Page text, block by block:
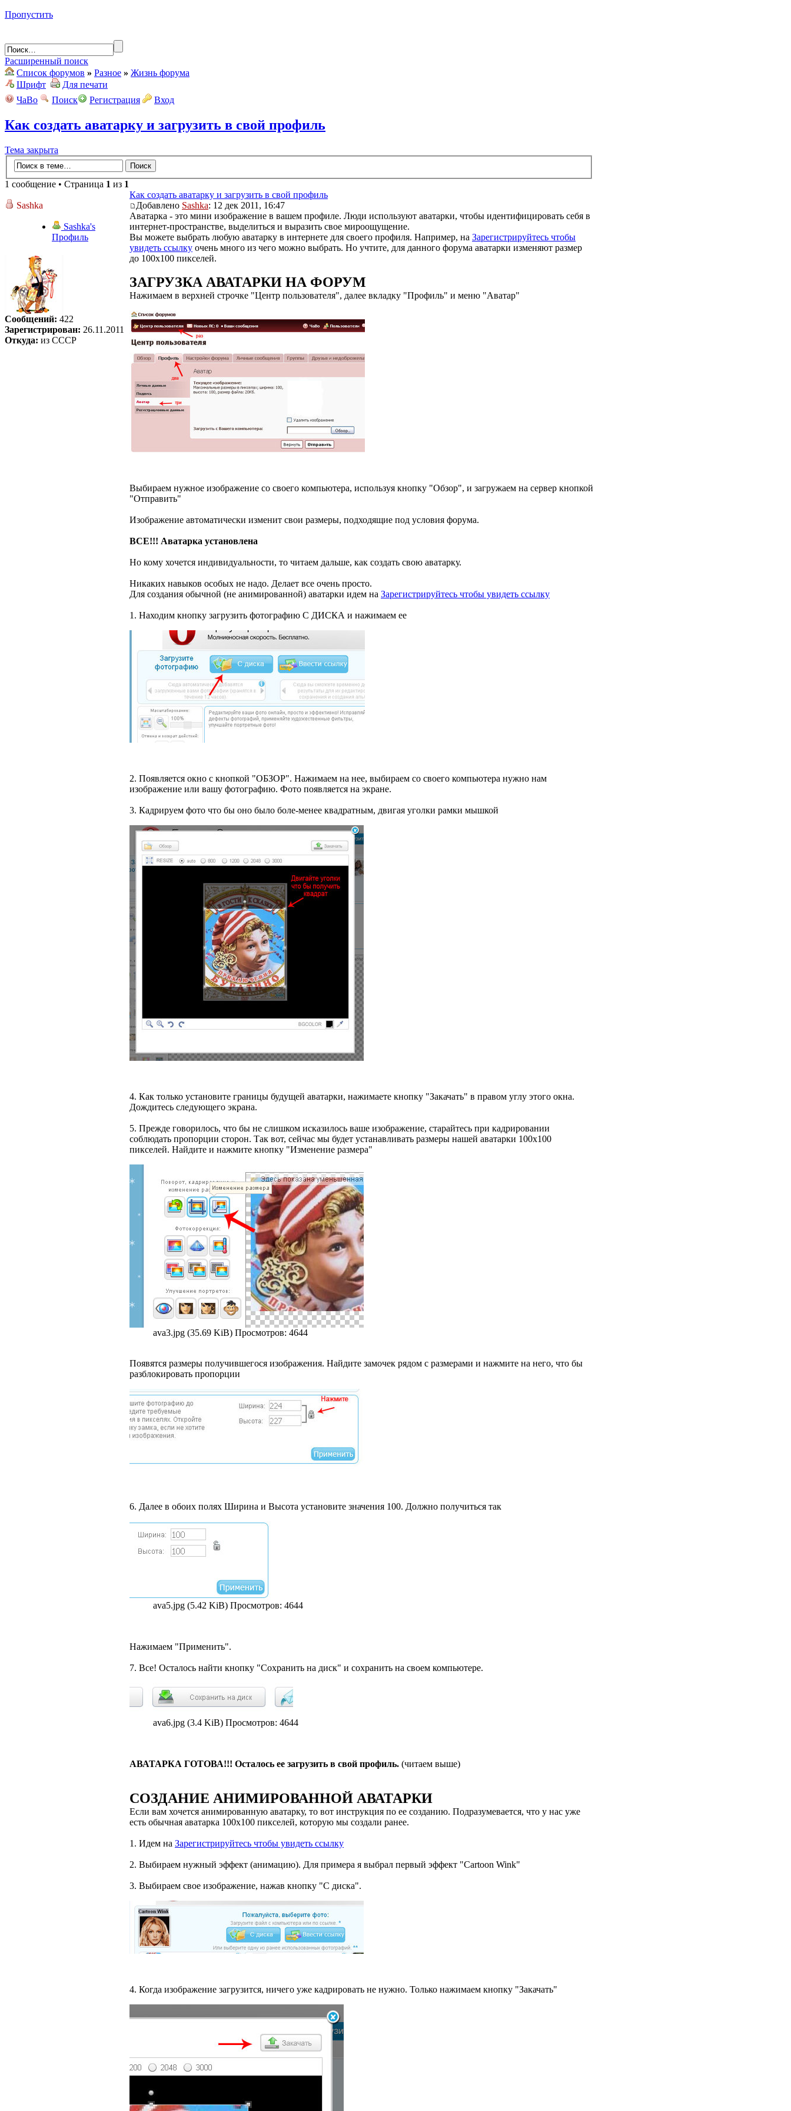
Пропустить
Расширенный поиск
Список форумов » Разное » Жизнь форума
Шрифт
Для печати
ЧаВо
Поиск Регистрация Вход
Как создать аватарку и загрузить в свой профиль
Тема закрыта
1 сообщение • Страница 1 из 1
Sashka
Sashka's
Профиль
Сообщений: 422
Зарегистрирован: 26.11.2011
Откуда: из СССР
Как создать аватарку и загрузить в свой профиль
Добавлено Sashka: 12 дек 2011, 16:47
Аватарка - это мини изображение в вашем профиле. Люди используют аватарки, чтобы идентифицировать себя в
интернет-пространстве, выделиться и выразить свое мироощущение.
Вы можете выбрать любую аватарку в интернете для своего профиля. Например, на Зарегистрируйтесь чтобы
увидеть ссылку очень много из чего можно выбрать. Но учтите, для данного форума аватарки изменяют размер
до 100х100 пикселей.
ЗАГРУЗКА АВАТАРКИ НА ФОРУМ
Нажимаем в верхней строчке "Центр пользователя", далее вкладку "Профиль" и меню "Аватар"
Выбираем нужное изображение со своего компьютера, используя кнопку "Обзор", и загружаем на сервер кнопкой
"Отправить"
Изображение автоматически изменит свои размеры, подходящие под условия форума.
ВСЕ!!! Аватарка установлена
Но кому хочется индивидуальности, то читаем дальше, как создать свою аватарку.
Никаких навыков особых не надо. Делает все очень просто.
Для создания обычной (не анимированной) аватарки идем на Зарегистрируйтесь чтобы увидеть ссылку
1. Находим кнопку загрузить фотографию С ДИСКА и нажимаем ее
2. Появляется окно с кнопкой "ОБЗОР". Нажимаем на нее, выбираем со своего компьютера нужно нам
изображение или вашу фотографию. Фото появляется на экране.
3. Кадрируем фото что бы оно было боле-менее квадратным, двигая уголки рамки мышкой
4. Как только установите границы будущей аватарки, нажимаете кнопку "Закачать" в правом углу этого окна.
Дождитесь следующего экрана.
5. Прежде говорилось, что бы не слишком исказилось ваше изображение, старайтесь при кадрировании
соблюдать пропорции сторон. Так вот, сейчас мы будет устанавливать размеры нашей аватарки 100x100
пикселей. Найдите и нажмите кнопку "Изменение размера"
ava3.jpg (35.69 KiB) Просмотров: 4644
Появятся размеры получившегося изображения. Найдите замочек рядом с размерами и нажмите на него, что бы
разблокировать пропорции
6. Далее в обоих полях Ширина и Высота установите значения 100. Должно получиться так
ava5.jpg (5.42 KiB) Просмотров: 4644
Нажимаем "Применить".
7. Все! Осталось найти кнопку "Сохранить на диск" и сохранить на своем компьютере.
ava6.jpg (3.4 KiB) Просмотров: 4644
АВАТАРКА ГОТОВА!!! Осталось ее загрузить в свой профиль. (читаем выше)
СОЗДАНИЕ АНИМИРОВАННОЙ АВАТАРКИ
Если вам хочется анимированную аватарку, то вот инструкция по ее созданию. Подразумевается, что у нас уже
есть обычная аватарка 100x100 пикселей, которую мы создали ранее.
1. Идем на Зарегистрируйтесь чтобы увидеть ссылку
2. Выбираем нужный эффект (анимацию). Для примера я выбрал первый эффект "Cartoon Wink"
3. Выбираем свое изображение, нажав кнопку "С диска".
4. Когда изображение загрузится, ничего уже кадрировать не нужно. Только нажимаем кнопку "Закачать"